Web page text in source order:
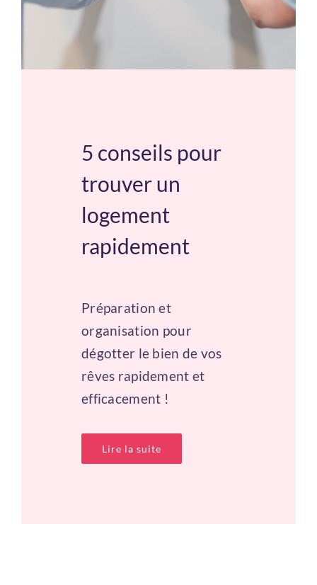
5 conseils pour
trouver un
logement
rapidement
Préparation et
organisation pour
dégotter le bien de vos
rêves rapidement et
efficacement !
Lire la suite
Se connecter
Vous n'avez pas de compte ?
en un maintenant !